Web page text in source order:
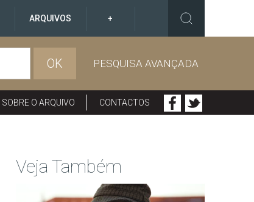
ARQUIVOS +
OK PESQUISA AVANÇADA
SOBRE O ARQUIVO CONTACTOS
Veja Também